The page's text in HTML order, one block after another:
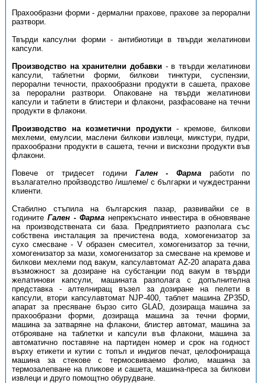
Прахообразни форми - дермални прахове, прахове за перорални
разтвори.
Твърди капсулни форми - антибиотици в твърди желатинови
капсули.
Производство на хранителни добавки- в твърди желатинови
капсули, таблетни форми, билкови тинктури, суспензии,
перорални течности, прахообразни продукти в сашета, прахове
за перорални разтвори. Опаковане на твърди желатинови
капсули и таблети в блистери и флакони, разфасоване на течни
продукти в флакони.
Производство на козметични продукти- кремове, билкови
мехлеми, емулсии, маслени билкови извлеци, микстури, пудри,
прахообразни продукти в сашета, течни и вискозни продукти във
флакони.
Повече от тридесет години Гален - Фарма работи по
възлагателно пройзводство /ишлеме/ с българки и чуждестранни
клиенти.
Стабилно стъпила на българския пазар, развивайки се в
годините Гален - Фарманепрекъснато инвестира в обновяване
на производствената си база. Предприятието разполага със
собствена инсталация за пречистена вода, хомогенизатор за
сухо смесване - V образен смесител, хомогенизатор за течни,
хомогенизатор за мази, хомогенизатор за смесване на кремове и
билкови мехлеми под вакум, капсулавтомат AZ-20 апарата дава
възможност за дозиране на субстанции под вакум в твърди
желатинови капсули, машината разполага с допълнителна
представка - алтелниращ възел за дозиране на пелети в
капсули, втори капсулавтомат NJP-400, таблет машина ZP35D,
апарат за пресяване бързо сито GLAD, дозираща машина за
прахообразни форми, дозираща машина за течни форми,
машина за затваряне на флакони, блистер автомат, машина за
отброяване на таблетки и капсули във флакони, машина за
автоматично поставяне на партиден номер и срок на годност
върху етикети и кутии с топъл и индигов печат, целофонираща
машина за стекове с термосвиваемо фолио, машина за
термозалепване на пликове и сашета, машина-преса за билкови
извлеци и друго помощтно обурудване.